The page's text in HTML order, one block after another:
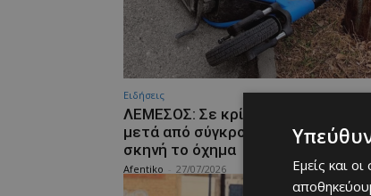
Ειδήσεις
ΛΕΜΕΣΟΣ: Σε κρίσιμη κατάσταση
μετά από σύγκρουση –
σκηνή το όχημα
Afentiko 27/07/2026
Εμείς και